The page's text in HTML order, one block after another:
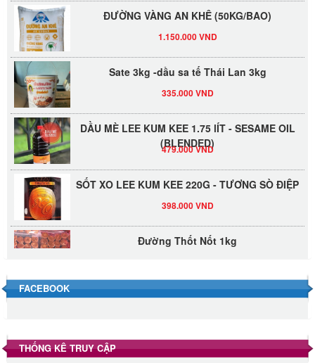
ĐƯỜNG VÀNG AN KHÊ (50KG/BAO)
Sate 3kg -dầu sa tế Thái Lan 3kg
DẦU MÈ LEE KUM KEE 1.75 lÍT - SESAME OIL
(BLENDED)
479.000 VND
SỐT XO LEE KUM KEE 220G - TƯƠNG SÒ ĐIỆP
Đường Thốt Nốt 1kg
Đường phèn hạt Long An 500g
Đường phèn Long An bao 10kg
FACEBOOK
THỐNG KÊ TRUY CẬP